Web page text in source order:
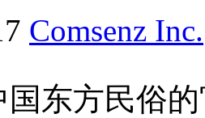
Comsenz Inc.
东方民俗